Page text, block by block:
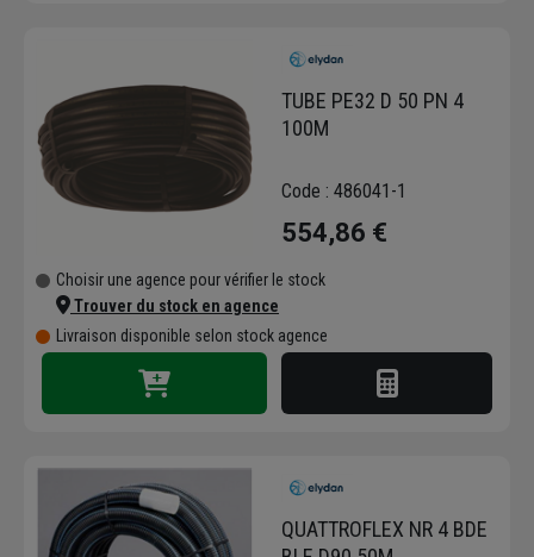
TUBE PE32 D 50 PN 4
100M
Code : 486041-1
554,86 €
Choisir une agence pour vérifier le stock
Trouver du stock en agence
Livraison disponible selon stock agence
QUATTROFLEX NR 4 BDE